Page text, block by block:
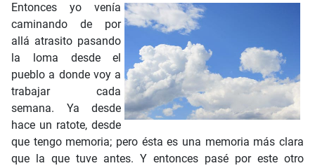
Entonces yo venía
caminando de por
allá atrasito pasando
la loma desde el
pueblo a donde voy a
trabajar cada
semana. Ya desde
hace un ratote, desde
que tengo memoria; pero ésta es una memoria más clara
que la que tuve antes. Y entonces pasé por este otro